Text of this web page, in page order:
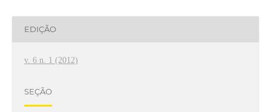
EDIÇÃO
v. 6 n. 1 (2012)
SEÇÃO